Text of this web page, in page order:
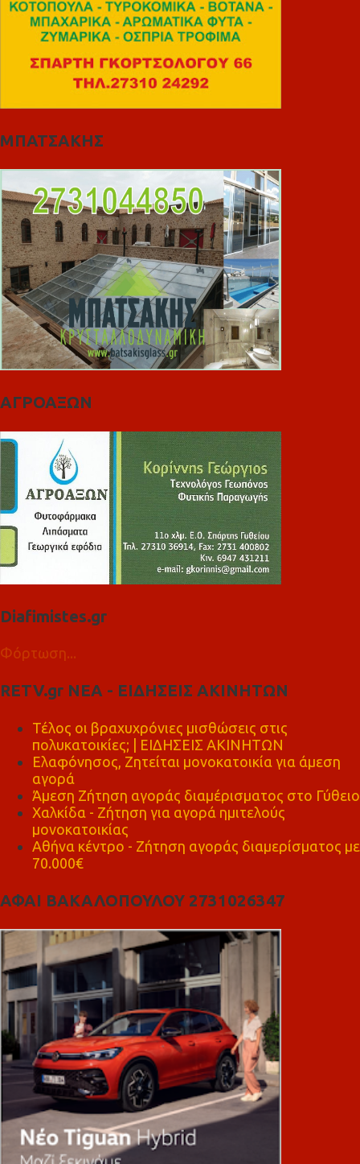
ΜΠΑΤΣΑΚΗΣ
ΑΓΡΟΑΞΩΝ
Diafimistes.gr
Φόρτωση...
RETV.gr ΝΕΑ - ΕΙΔΗΣΕΙΣ ΑΚΙΝΗΤΩΝ
Τέλος οι βραχυχρόνιες μισθώσεις στις
πολυκατοικίες; | ΕΙΔΗΣΕΙΣ ΑΚΙΝΗΤΩΝ
Ελαφόνησος, Ζητείται μονοκατοικία για άμεση
αγορά
Άμεση Ζήτηση αγοράς διαμέρισματος στο Γύθειο
Χαλκίδα - Ζήτηση για αγορά ημιτελούς
μονοκατοικίας
Αθήνα κέντρο - Ζήτηση αγοράς διαμερίσματος με
70.000€
ΑΦΑΙ ΒΑΚΑΛΟΠΟΥΛΟΥ 2731026347